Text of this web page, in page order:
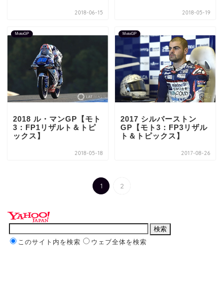
2018-06-15 2018-05-19
MotoGP
2018 ル・マンGP【モト
3：FP1リザルト＆トピ
ックス】
2018-05-18
MotoGP
2017 シルバーストン
GP【モト3：FP3リザル
ト＆トピックス】
2017-08-26
1 2
このサイト内を検索 ウェブ全体を検索